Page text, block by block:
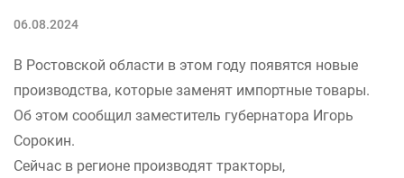
06.08.2024
В Ростовской области в этом году появятся новые
производства, которые заменят импортные товары.
Об этом сообщил заместитель губернатора Игорь
Сорокин.
Сейчас в регионе производят тракторы,